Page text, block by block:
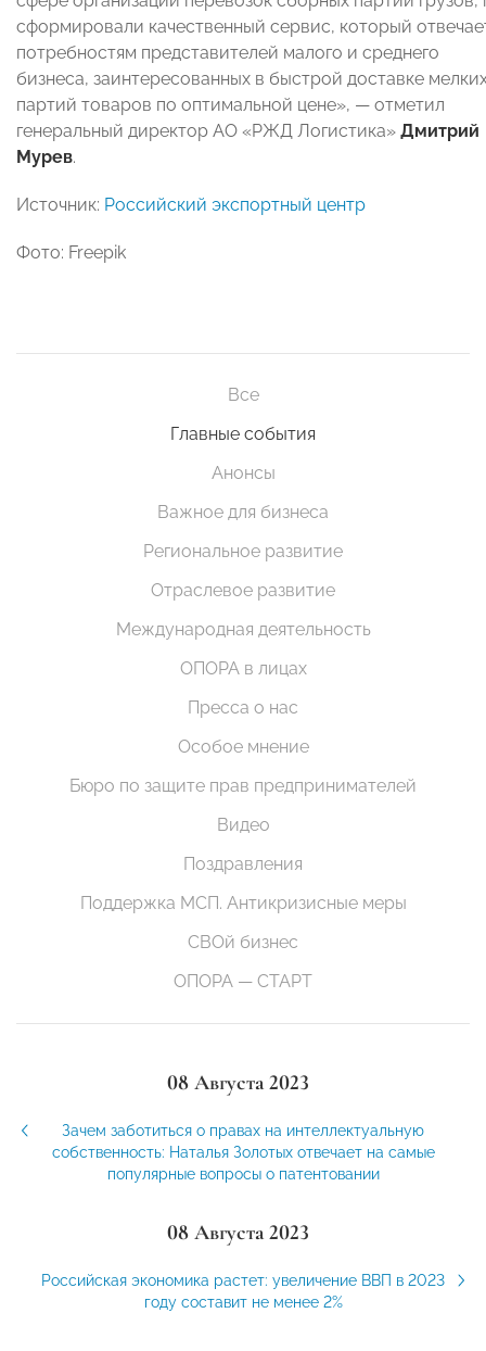
сформировали качественный сервис, который
потребностям представителей малого и среднего
бизнеса, заинтересованных в быстрой доставке
партий товаров по оптимальной цене», — отметил
генеральный директор АО «РЖД Логистика» Дмитрий
Мурев.
Источник: Российский экспортный центр
Фото: Freepik
Все
Главные события
Анонсы
Важное для бизнеса
Региональное развитие
Отраслевое развитие
Международная деятельность
ОПОРА в лицах
Пресса о нас
Особое мнение
Бюро по защите прав предпринимателей
Видео
Поздравления
Поддержка МСП. Антикризисные меры
СВОй бизнес
ОПОРА — СТАРТ
08 Августа 2023
Зачем заботиться о правах на интеллектуальную
собственность: Наталья Золотых отвечает на самые
популярные вопросы о патентовании
08 Августа 2023
Российская экономика растет: увеличение ВВП в 2023
году составит не менее 2%